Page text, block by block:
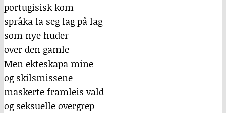
portugisisk kom
språka la seg lag på lag
som nye huder
over den gamle
Men ekteskapa mine
og skilsmissene
maskerte framleis vald
og seksuelle overgrep